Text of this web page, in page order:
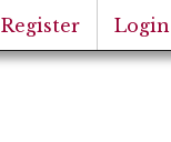
Register Login